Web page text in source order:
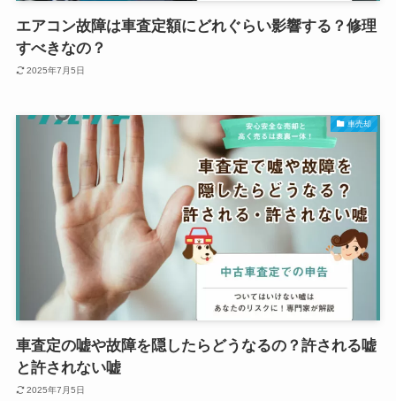
エアコン故障は車査定額にどれぐらい影響する？修理
すべきなの？
2025年7月5日
車売却
車査定の嘘や故障を隠したらどうなるの？許される嘘
と許されない嘘
2025年7月5日